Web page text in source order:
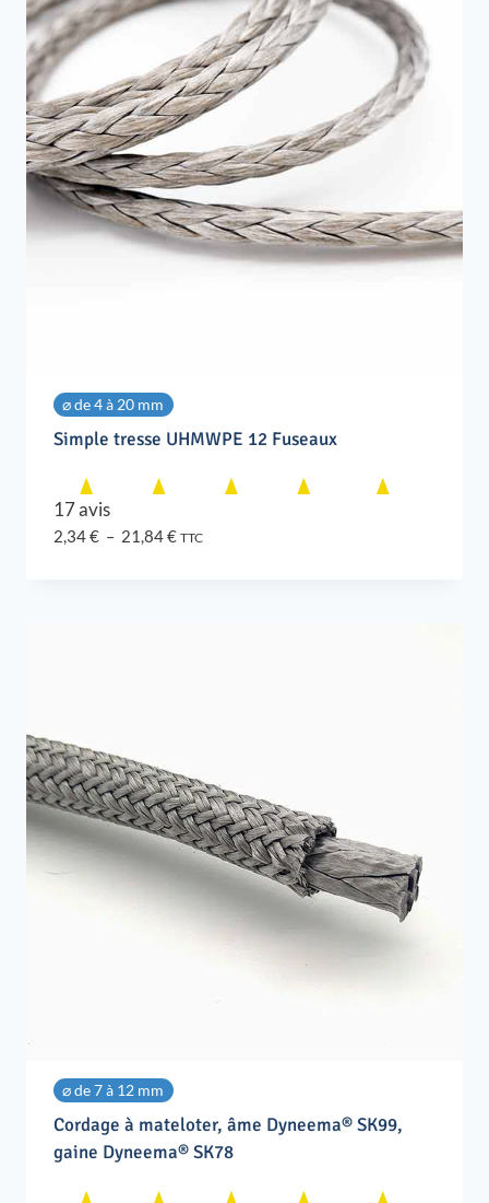
⌀ de 4 à 20 mm
Simple tresse UHMWPE 12 Fuseaux
17 avis
2,34€ – 21,84€Plage
TTC
⌀ de 7 à 12 mm
Cordage à mateloter, âme Dyneema® SK99,
gaine Dyneema® SK78